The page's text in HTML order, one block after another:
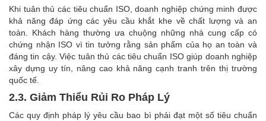
Khi tuân thủ các tiêu chuẩn ISO, doanh nghiệp chứng minh được
khả năng đáp ứng các yêu cầu khắt khe về chất lượng và an
toàn. Khách hàng thường ưa chuộng những nhà cung cấp có
chứng nhận ISO vì tin tưởng rằng sản phẩm của họ an toàn và
đáng tin cậy. Việc tuân thủ các tiêu chuẩn ISO giúp doanh nghiệp
xây dựng uy tín, nâng cao khả năng cạnh tranh trên thị trường
quốc tế.
2.3. Giảm Thiểu Rủi Ro Pháp Lý
Các quy định pháp lý yêu cầu bao bì phải đạt một số tiêu chuẩn